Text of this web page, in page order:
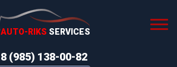
AUTO-RIKS SERVICES
8 (985) 138-00-82